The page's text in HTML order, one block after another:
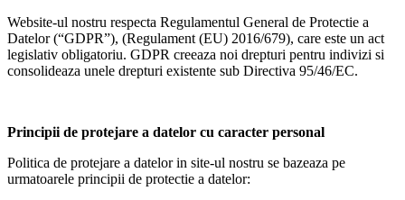
Website-ul nostru respecta Regulamentul General de Protectie a
Datelor (“GDPR”), (Regulament (EU) 2016/679), care este un act
legislativ obligatoriu. GDPR creeaza noi drepturi pentru indivizi si
consolideaza unele drepturi existente sub Directiva 95/46/EC.
Principii de protejare a datelor cu caracter personal
Politica de protejare a datelor in site-ul nostru se bazeaza pe
urmatoarele principii de protectie a datelor: